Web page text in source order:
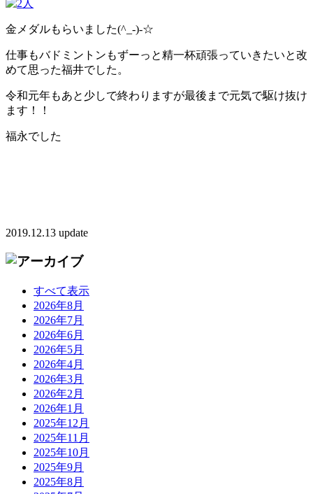
金メダルもらいました(^_-)-☆
仕事もバドミントンもずーっと精一杯頑張っていきたいと改
めて思った福井でした。
令和元年もあと少しで終わりますが最後まで元気で駆け抜け
ます！！
福永でした
2019.12.13 update
すべて表示
2026年8月
2026年7月
2026年6月
2026年5月
2026年4月
2026年3月
2026年2月
2026年1月
2025年12月
2025年11月
2025年10月
2025年9月
2025年8月